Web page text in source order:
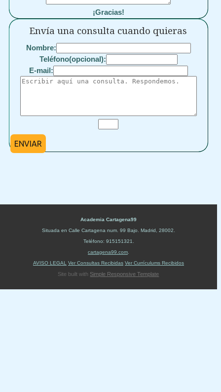
¡Gracias!
Envía una consulta cuando quieras
Nombre:
Teléfono(opcional):
E-mail:
ENVIAR
Academia Cartagena99
Situada en Calle Cartagena num. 99 Bajo Madrid 28002
Teléfono: 915151321
cartagena99.com
AVISO LEGAL
Ver Consultas Recibidas Ver Currículums Recibidos
Site built with Simple Responsive Template